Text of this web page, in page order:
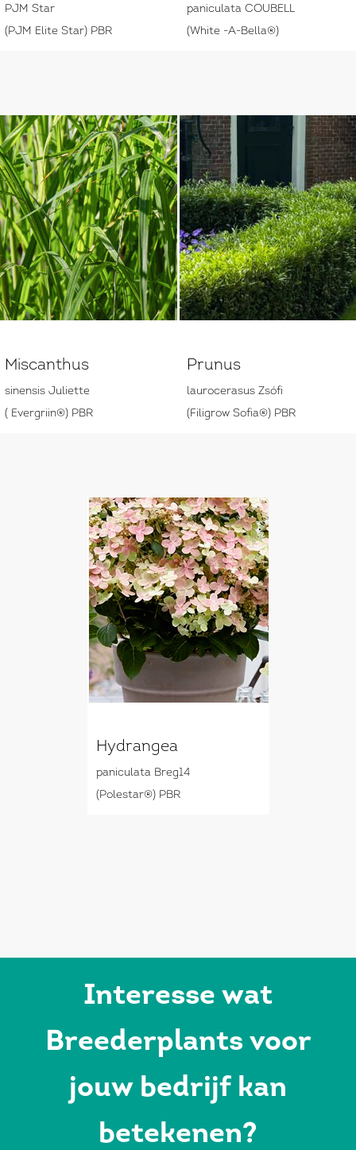
PJM Star
(PJM Elite Star) PBR
paniculata COUBELL
(White -A-Bella®)
Miscanthus
sinensis Juliette
( Evergriin®) PBR
Prunus
laurocerasus Zsófi
(Filigrow Sofia®) PBR
Hydrangea
paniculata Breg14
(Polestar®) PBR
Interesse wat
Breederplants voor
jouw bedrijf kan
betekenen?